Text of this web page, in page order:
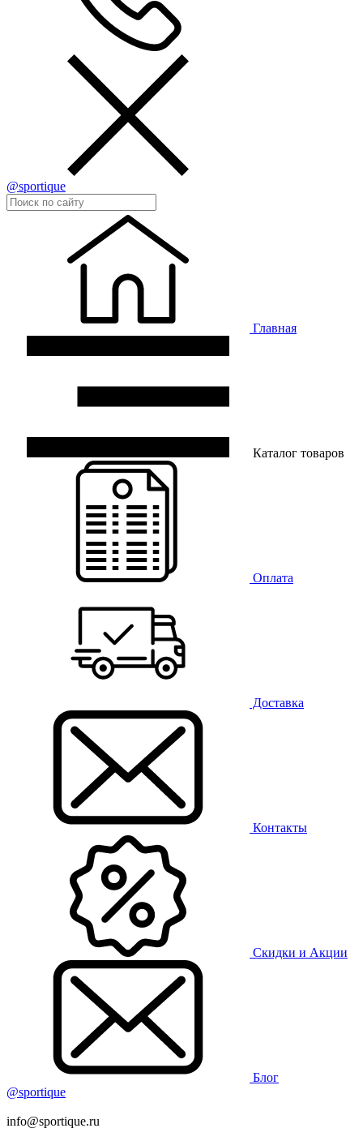
@sportique
Главная
Каталог товаров
Оплата
Доставка
Контакты
Скидки и Акции
Блог
@sportique
info@sportique.ru